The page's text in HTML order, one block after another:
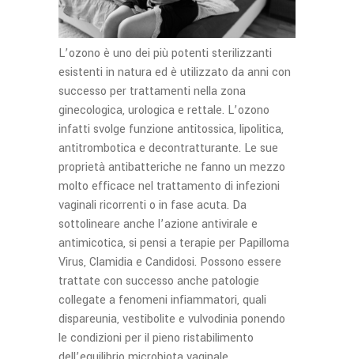
L’ozono è uno dei più potenti sterilizzanti
esistenti in natura ed è utilizzato da anni con
successo per trattamenti nella zona
ginecologica, urologica e rettale. L’ozono
infatti svolge funzione antitossica, lipolitica,
antitrombotica e decontratturante. Le sue
proprietà antibatteriche ne fanno un mezzo
molto efficace nel trattamento di infezioni
vaginali ricorrenti o in fase acuta. Da
sottolineare anche l’azione antivirale e
antimicotica, si pensi a terapie per Papilloma
Virus, Clamidia e Candidosi. Possono essere
trattate con successo anche patologie
collegate a fenomeni infiammatori, quali
dispareunia, vestibolite e vulvodinia ponendo
le condizioni per il pieno ristabilimento